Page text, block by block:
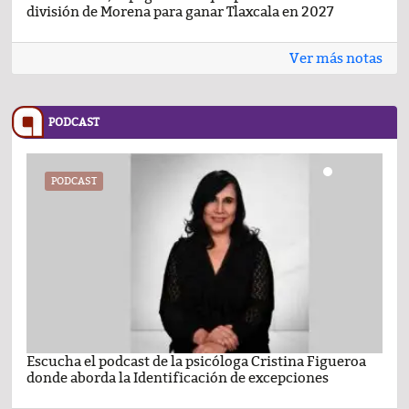
división de Morena para ganar Tlaxcala en 2027
Ver más notas
PODCAST
PODCAST
Escucha el podcast de la psicóloga Cristina Figueroa
donde aborda la Identificación de excepciones